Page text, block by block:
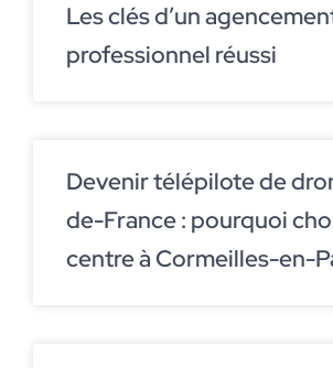
Les clés d’un
professionnel réussi
Devenir télépilote de
de-France : pourquoi
centre à Cormeilles-en-